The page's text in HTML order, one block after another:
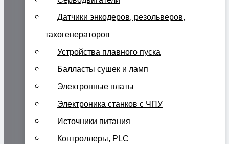
Датчики энкодеров, резольверов,
тахогенераторов
Устройства плавного пуска
Балласты сушек и ламп
Электронные платы
Электроника станков с ЧПУ
Источники питания
Контроллеры, PLC